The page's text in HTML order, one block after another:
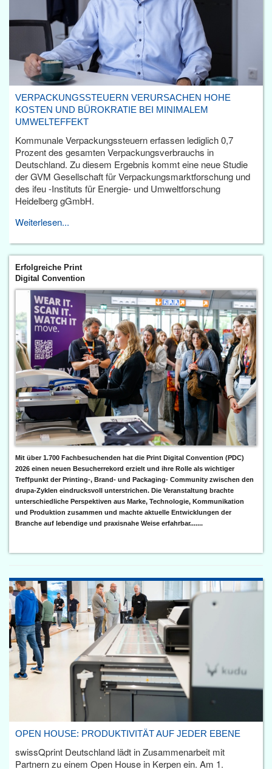
VERPACKUNGSSTEUERN VERURSACHEN HOHE
KOSTEN UND BÜROKRATIE BEI MINIMALEM
UMWELTEFFEKT
Kommunale Verpackungssteuern erfassen lediglich 0,7
Prozent des gesamten Verpackungsverbrauchs in
Deutschland. Zu diesem Ergebnis kommt eine neue Studie
der GVM Gesellschaft für Verpackungsmarktforschung und
des ifeu -Instituts für Energie- und Umweltforschung
Heidelberg gGmbH.
Weiterlesen...
Erfolgreiche Print
Digital Convention
Mit über 1.700 Fachbesuchenden hat die Print Digital Convention (PDC)
2026 einen neuen Besucherrekord erzielt und ihre Rolle als wichtiger
Treffpunkt der Printing-, Brand- und Packaging- Community zwischen den
drupa-Zyklen eindrucksvoll unterstrichen. Die Veranstaltung brachte
unterschiedliche Perspektiven aus Marke, Technologie, Kommunikation
und Produktion zusammen und machte aktuelle Entwicklungen der
Branche auf lebendige und praxisnahe Weise erfahrbar.......
OPEN HOUSE: PRODUKTIVITÄT AUF JEDER EBENE
swissQprint Deutschland lädt in Zusammenarbeit mit
Partnern zu einem Open House in Kerpen ein. Am 1.